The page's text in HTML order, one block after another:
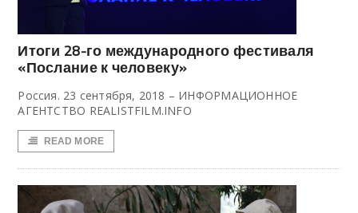
Итоги 28-го международного фестиваля
«Послание к человеку»
Россия. 23 сентября, 2018 – ИНФОРМАЦИОННОЕ
АГЕНТСТВО REALISTFILM.INFO
READ MORE